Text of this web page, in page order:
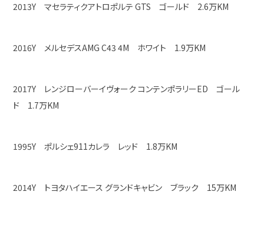
2013Y マセラティクアトロポルテ GTS ゴールド 2.6万KM
2016Y メルセデスAMG C43 4M ホワイト 1.9万KM
2017Y レンジローバーイヴォーク コンテンポラリーED ゴール
ド 1.7万KM
1995Y ポルシェ911カレラ レッド 1.8万KM
2014Y トヨタハイエース グランドキャビン ブラック 15万KM